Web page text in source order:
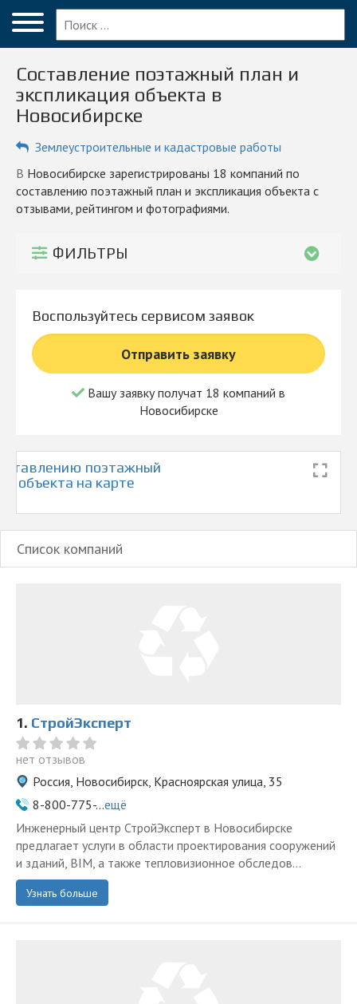
Меню
Главная
Вопрос эксперту
Новосибирск
ПОЛЬЗОВАТЕЛЯМ
Компании
Блог
Личный кабинет
Составление поэтажный план и
экспликация объекта в
Новосибирске
Землеустроительные и кадастровые работы
в Новосибирске зарегистрированы 18 компаний по
составлению поэтажный план и экспликация объекта с
отзывами, рейтингом и фотографиями.
ФИЛЬТРЫ
Воспользуйтесь сервисом заявок
Отправить заявку
Вашу заявку получат 18 компаний в
Новосибирске
поэтажный
объекта на карте
Список компаний
1. СтройЭксперт
нет отзывов
Россия, Новосибирск, Красноярская улица, 35
8-800-775-...ещё
Инженерный центр СтройЭксперт в Новосибирске
предлагает услуги в области проектирования сооружений
и зданий, BIM, а также тепловизионное обследов...
Узнать больше